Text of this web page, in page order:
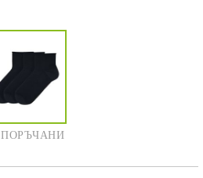
ПОРЪЧАНИ